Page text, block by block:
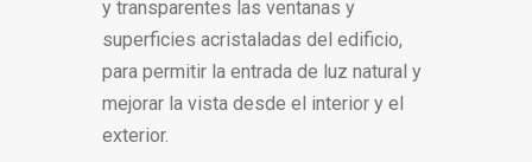
y transparentes las ventanas y
superficies acristaladas del edificio,
para permitir la entrada de luz natural y
mejorar la vista desde el interior y el
exterior.